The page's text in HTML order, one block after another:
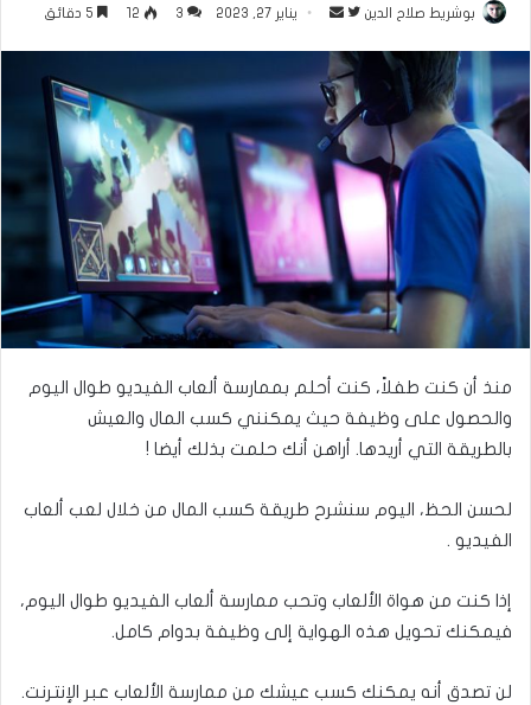
بوشريط صلاح الدين
ت
ع
ع
ى
ت
و
ر
س
ل
ب
د
ا
إ
ل
ك
ر
يناير 27, 2023 3
12
منذ أن كنت طفلاً، كنت أحلم بممارسة ألعاب الفيديو طوال اليوم
والحصول على وظيفة حيث يمكنني كسب المال والعيش
بالطريقة التي أريدها. أراهن أنك حلمت بذلك أيضا !
لحسن الحظ، اليوم سنشرح طريقة كسب المال من خلال لعب ألعاب
الفيديو .
إذا كنت من هواة الألعاب وتحب ممارسة ألعاب الفيديو طوال اليوم،
فيمكنك تحويل هذه الهواية إلى وظيفة بدوام كامل.
لن تصدق أنه يمكنك كسب عيشك من ممارسة الألعاب عبر الإنترنت.